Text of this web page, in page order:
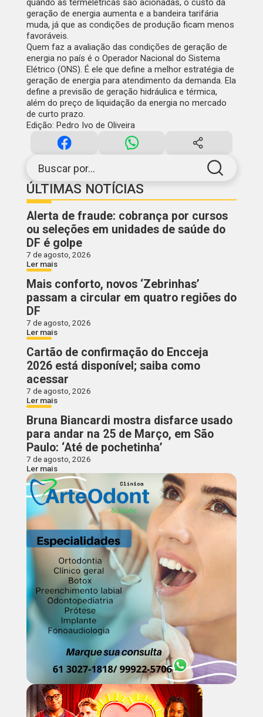
Buscar por...
ÚLTIMAS NOTÍCIAS
Alerta de fraude: cobrança por cursos
ou seleções em unidades de saúde do
DF é golpe
7 de agosto, 2026
Ler mais
Mais conforto, novos ‘Zebrinhas’
passam a circular em quatro regiões do
DF
7 de agosto, 2026
Ler mais
Cartão de confirmação do Encceja
2026 está disponível; saiba como
acessar
7 de agosto, 2026
Ler mais
Bruna Biancardi mostra disfarce usado
para andar na 25 de Março, em São
Paulo: ‘Até de pochetinha’
7 de agosto, 2026
Ler mais
quando as termelétricas são acionadas, o custo da
geração de energia aumenta e a bandeira tarifária
muda, já que as condições de produção ficam menos
favoráveis.
Quem faz a avaliação das condições de geração de
energia no país é o Operador Nacional do Sistema
Elétrico (ONS). É ele que define a melhor estratégia de
geração de energia para atendimento da demanda. Ela
define a previsão de geração hidráulica e térmica,
além do preço de liquidação da energia no mercado
de curto prazo.
Edição: Pedro Ivo de Oliveira